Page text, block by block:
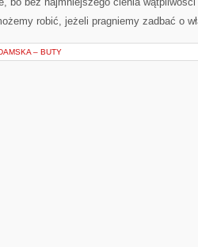
robić, jeżeli pragniemy zadbać o
– BUTY